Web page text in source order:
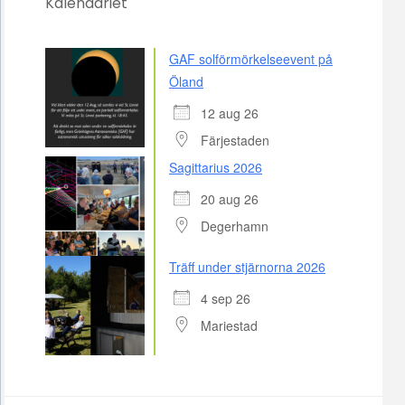
GAF solförmörkelseevent på
Öland
12 aug 26
Färjestaden
Sagittarius 2026
20 aug 26
Degerhamn
Träff under stjärnorna 2026
4 sep 26
Mariestad